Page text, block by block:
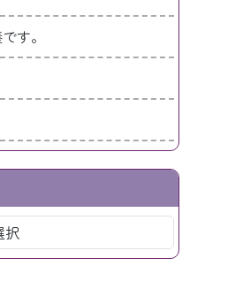
す。